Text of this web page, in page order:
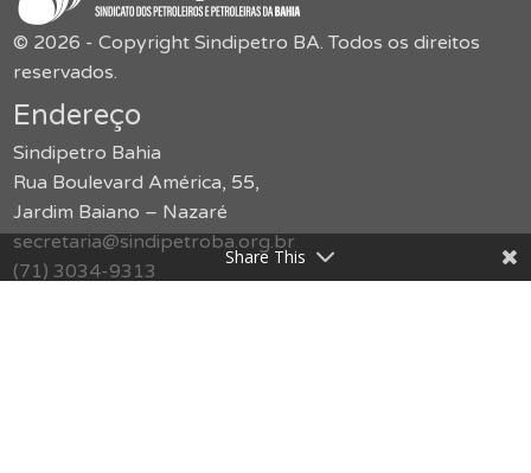
© 2026 - Copyright Sindipetro BA. Todos os direitos
reservados.
Endereço
Sindipetro Bahia
Rua Boulevard América, 55,
Jardim Baiano – Nazaré
secretaria@sindipetroba.org.br
(71) 3034-9313
Share This